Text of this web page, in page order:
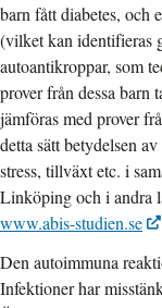
barn fått diabetes, och
(vilket kan identifieras
autoantikroppar, som
prover från dessa barn
jämföras med prover
detta sätt betydelsen
stress, tillväxt etc. i
Linköping och i andra
www.abis-studien.se
Den autoimmuna
Infektioner har